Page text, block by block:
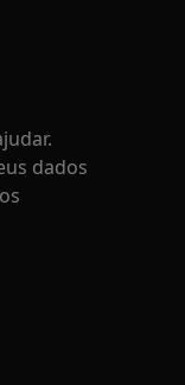
dados